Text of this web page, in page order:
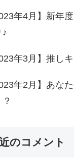
年4月】新年
♪
年3月】推し
年2月】あな
のコメント